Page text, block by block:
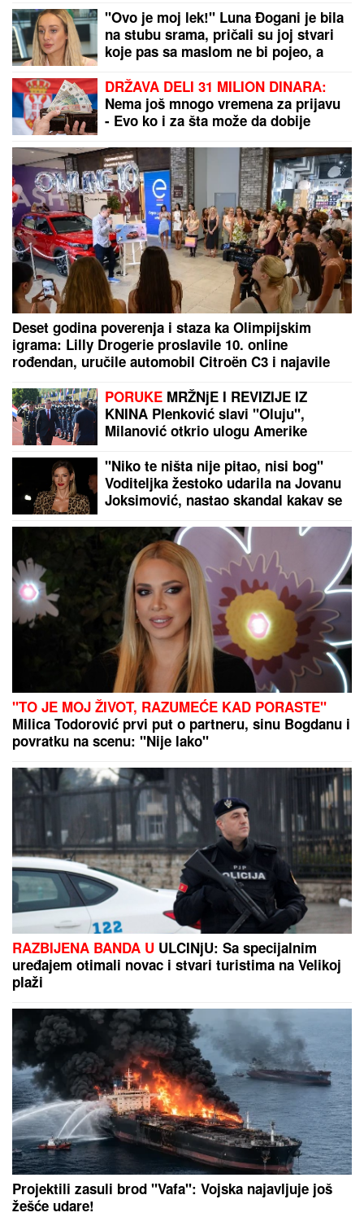
"Ovo je moj lek!" Luna Đogani je bila
na stubu srama, pričali su joj stvari
koje pas sa maslom ne bi pojeo, a
DRŽAVA DELI 31 MILION DINARA:
Nema još mnogo vremena za prijavu
- Evo ko i za šta može da dobije
Deset godina poverenja i staza ka Olimpijskim
igrama: Lilly Drogerie proslavile 10. online
rođendan, uručile automobil Citroën C3 i najavile
PORUKE MRŽNjE I REVIZIJE IZ
KNINA Plenković slavi "Oluju",
Milanović otkrio ulogu Amerike
"Niko te ništa nije pitao, nisi bog"
Voditeljka žestoko udarila na Jovanu
Joksimović, nastao skandal kakav se
"TO JE MOJ ŽIVOT, RAZUMEĆE KAD PORASTE"
Milica Todorović prvi put o partneru, sinu Bogdanu i
povratku na scenu: "Nije lako"
RAZBIJENA BANDA U ULCINjU: Sa specijalnim
uređajem otimali novac i stvari turistima na Velikoj
plaži
Projektili zasuli brod "Vafa": Vojska najavljuje još
žešće udare!